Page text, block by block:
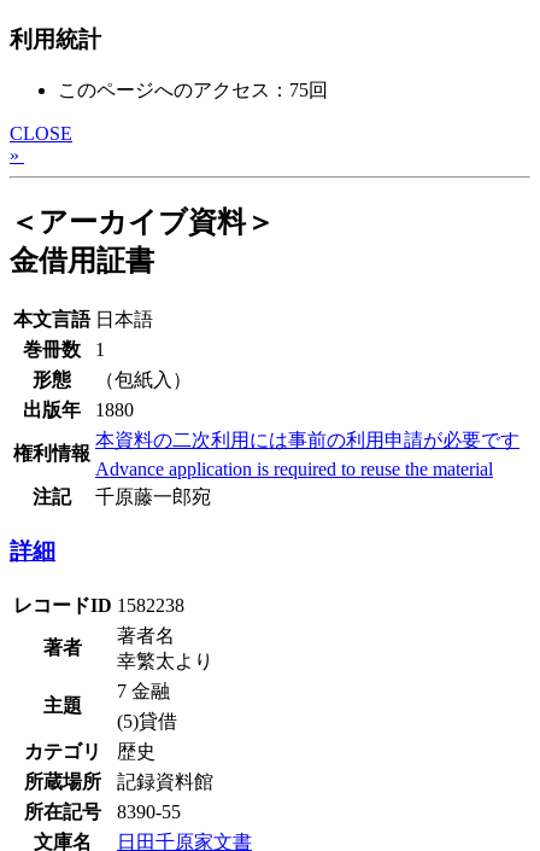
利用統計
このページへのアクセス：75回
CLOSE
»
＜アーカイブ資料＞
金借用証書
本文言語 日本語
巻冊数
1
形態
（包紙入）
出版年
1880
権利情報
本資料の二次利用には事前の利用申請が必要です
Advance application is required to reuse the material
注記
千原藤一郎宛
詳細
レコードID 1582238
著者
著者名
幸繁太より
主題
7 金融
(5)貸借
カテゴリ
歴史
所蔵場所
記録資料館
所在記号
8390-55
文庫名
日田千原家文書